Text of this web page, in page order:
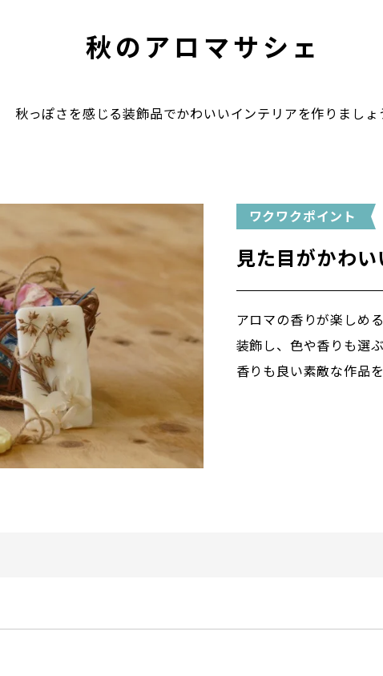
秋のアロマサシェ
秋っぽさを感じる装飾品でかわいいインテリアを作りましょ
ワクワクポイント
見た目がかわ
アロマの香りが楽しめ
装飾し、色や香りも選
香りも良い素敵な作品